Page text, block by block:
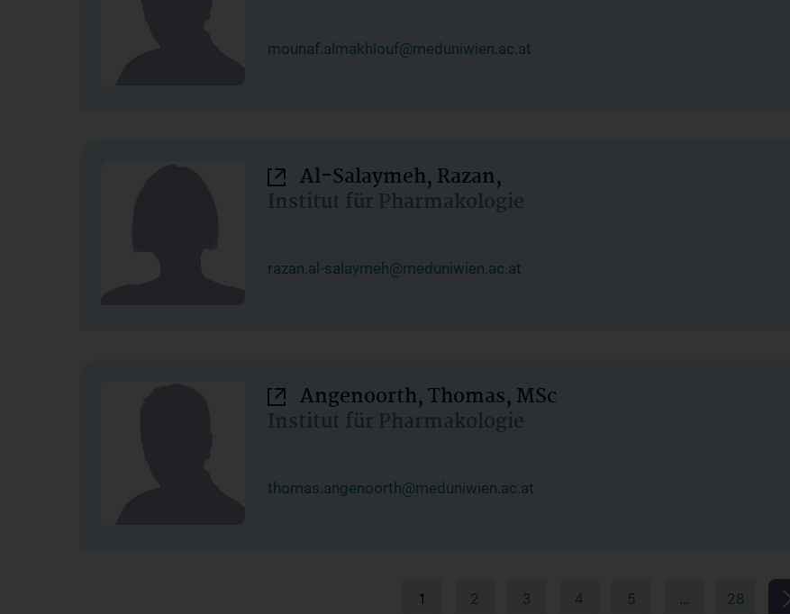
mounaf.almakhlouf@meduniwien.ac.at
Al-Salaymeh, Razan,
Institut für Pharmakologie
razan.al-salaymeh@meduniwien.ac.at
Angenoorth, Thomas, MSc
Institut für Pharmakologie
thomas.angenoorth@meduniwien.ac.at
1 2 3 4 5 … 28